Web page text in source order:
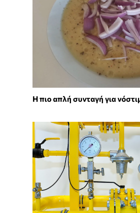
Η πιο απλή συνταγή για